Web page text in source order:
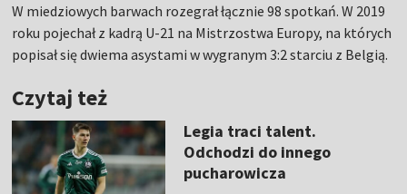
W miedziowych barwach rozegrał łącznie 98 spotkań. W 2019
roku pojechał z kadrą U-21 na Mistrzostwa Europy, na których
popisał się dwiema asystami w wygranym 3:2 starciu z Belgią.
Czytaj też
Legia traci talent.
Odchodzi do innego
pucharowicza